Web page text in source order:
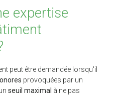
expertise
peut être demandée lorsqu'il
provoquées par un
seuil maximal à ne pas